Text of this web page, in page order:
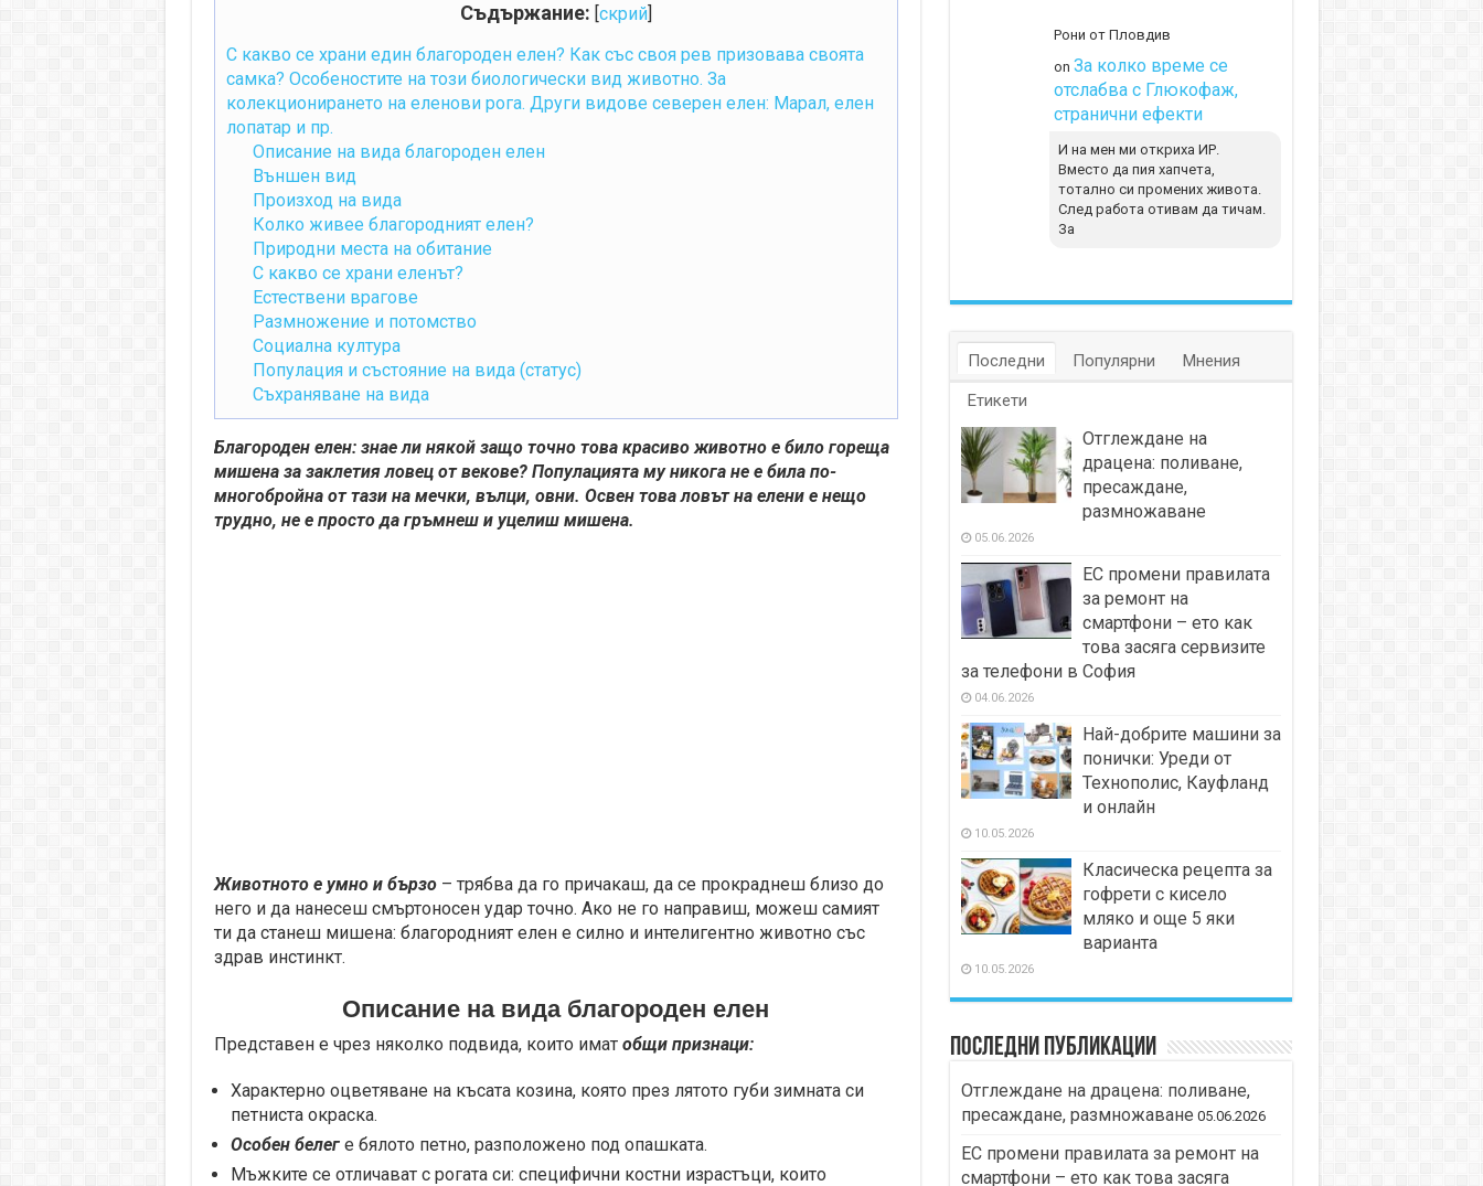
Съдържание: [скрий]
С какво се храни един благороден елен? Как със своя рев призовава своята
самка? Особеностите на този биологически вид животно. За
колекционирането на еленови рога. Други видове северен елен: Марал, елен
лопатар и пр.
Описание на вида благороден елен
Външен вид
Произход на вида
Колко живее благородният елен?
Природни места на обитание
С какво се храни еленът?
Естествени врагове
Размножение и потомство
Социална култура
Популация и състояние на вида (статус)
Съхраняване на вида
Благороден елен: знае ли някой защо точно това красиво животно е било гореща
мишена за заклетия ловец от векове? Популацията му никога не е била по-
многобройна от тази на мечки, вълци, овни. Освен това ловът на елени е нещо
трудно, не е просто да гръмнеш и уцелиш мишена.
Животното е умно и бързо– трябва да го причакаш, да се прокраднеш близо до
него и да нанесеш смъртоносен удар точно. Ако не го направиш, можеш самият
ти да станеш мишена: благородният елен е силно и интелигентно животно със
здрав инстинкт.
Описание на вида благороден елен
Представен е чрез няколко подвида, които имат общи признаци:
Характерно оцветяване на късата козина, която през лятото губи зимната си
петниста окраска.
Особен белег е бялото петно, разположено под опашката.
Мъжките се отличават с рогата си: специфични костни израстъци, които
Рони от Пловдив
on За колко време се
отслабва с Глюкофаж,
странични ефекти
И на мен ми откриха ИР.
Вместо да пия хапчета,
тотално си промених живота.
След работа отивам да тичам.
За
Последни Популярни
Мнения
Етикети
Отглеждане на
драцена: поливане,
пресаждане,
размножаване
05.06.2026
ЕС промени правилата
за ремонт на
смартфони – ето как
това засяга сервизите
за телефони в София
04.06.2026
Най-добрите машини за
понички: Уреди от
Технополис, Кауфланд
и онлайн
10.05.2026
Класическа рецепта за
гофрети с кисело
мляко и още 5 яки
варианта
10.05.2026
Последни публикации
Отглеждане на драцена: поливане,
пресаждане, размножаване 05.06.2026
ЕС промени правилата за ремонт на
смартфони – ето как това засяга